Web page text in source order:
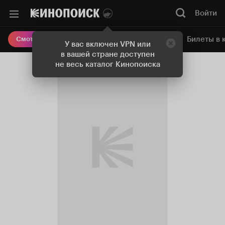
У вас включен VPN или
в вашей стране доступен
не весь каталог Кинопоиска
Войти
Смотреть кино Онлайн-кинотеатр Билеты в